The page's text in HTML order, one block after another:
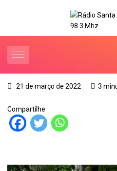
21 de março de 2022 3
Compartilhe